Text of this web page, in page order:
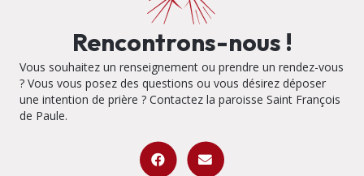
Rencontrons-nous !
Vous souhaitez un renseignement ou prendre un rendez-vous
? Vous vous posez des questions ou vous désirez déposer
une intention de prière ? Contactez la paroisse Saint François
de Paule.